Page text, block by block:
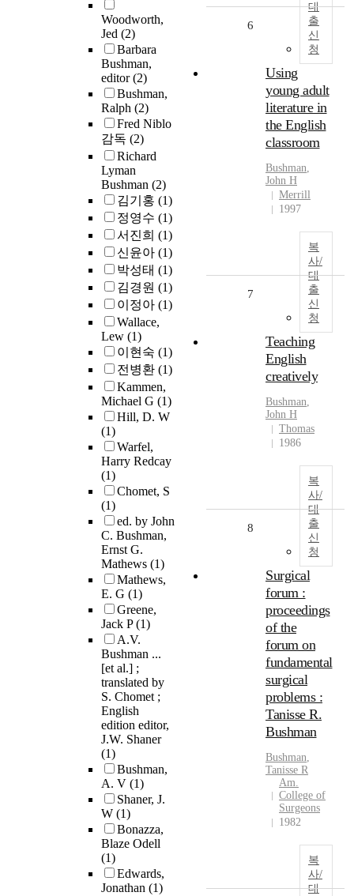
Woodworth,
Jed (2)
Barbara
Bushman,
editor(2)
Bushman,
Ralph (2)
Fred Niblo
감독 (2)
Richard
Lyman
Bushman (2)
김기홍 (1)
정영수 (1)
서진희 (1)
신윤아 (1)
박성태 (1)
김경원 (1)
이정아 (1)
Wallace,
Lew (1)
이현숙 (1)
전병환 (1)
Kammen,
Michael G (1)
Hill, D. W
(1)
Warfel,
Harry Redcay
(1)
Chomet, S
(1)
ed. by John
C. Bushman,
Ernst G.
Mathews (1)
Mathews,
E. G (1)
Greene,
Jack P(1)
A.V.
Bushman ...
[et al.] ;
translated by
S. Chomet ;
English
edition editor,
J.W. Shaner
(1)
Bushman,
A. V (1)
Shaner, J.
W (1)
Bonazza,
Blaze Odell
(1)
Edwards,
Jonathan (1)
대
출
신
청
6
Using
young adult
literature in
the English
classroom
Bushman,
John H
Merrill
1997
복
사/
대
출
신
청
7
Teaching
English
creatively
Bushman,
John H
Thomas
1986
복
사/
대
출
신
청
8
Surgical
forum :
proceedings
of the
forum on
fundamental
surgical
problems :
Tanisse R.
Bushman
Bushman,
Tanisse R
Am.
College of
Surgeons
1982
복
사/
대